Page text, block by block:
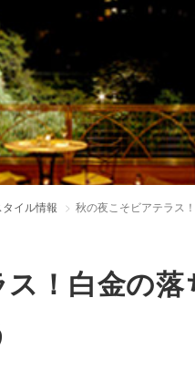
イル情報 秋の夜こそビアテラス
！白金の